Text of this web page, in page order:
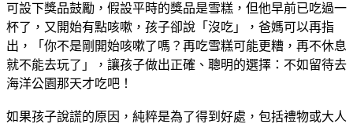
可設下獎品鼓勵，假設平時的獎品是雪糕，但他早前已吃過一
杯了，又開始有點咳嗽，孩子卻說「沒吃」，爸媽可以再指
出，「你不是剛開始咳嗽了嗎？再吃雪糕可能更糟，再不休息
就不能去玩了」，讓孩子做出正確、聰明的選擇：不如留待去
海洋公園那天才吃吧！
如果孩子說謊的原因，純粹是為了得到好處，包括禮物或大人